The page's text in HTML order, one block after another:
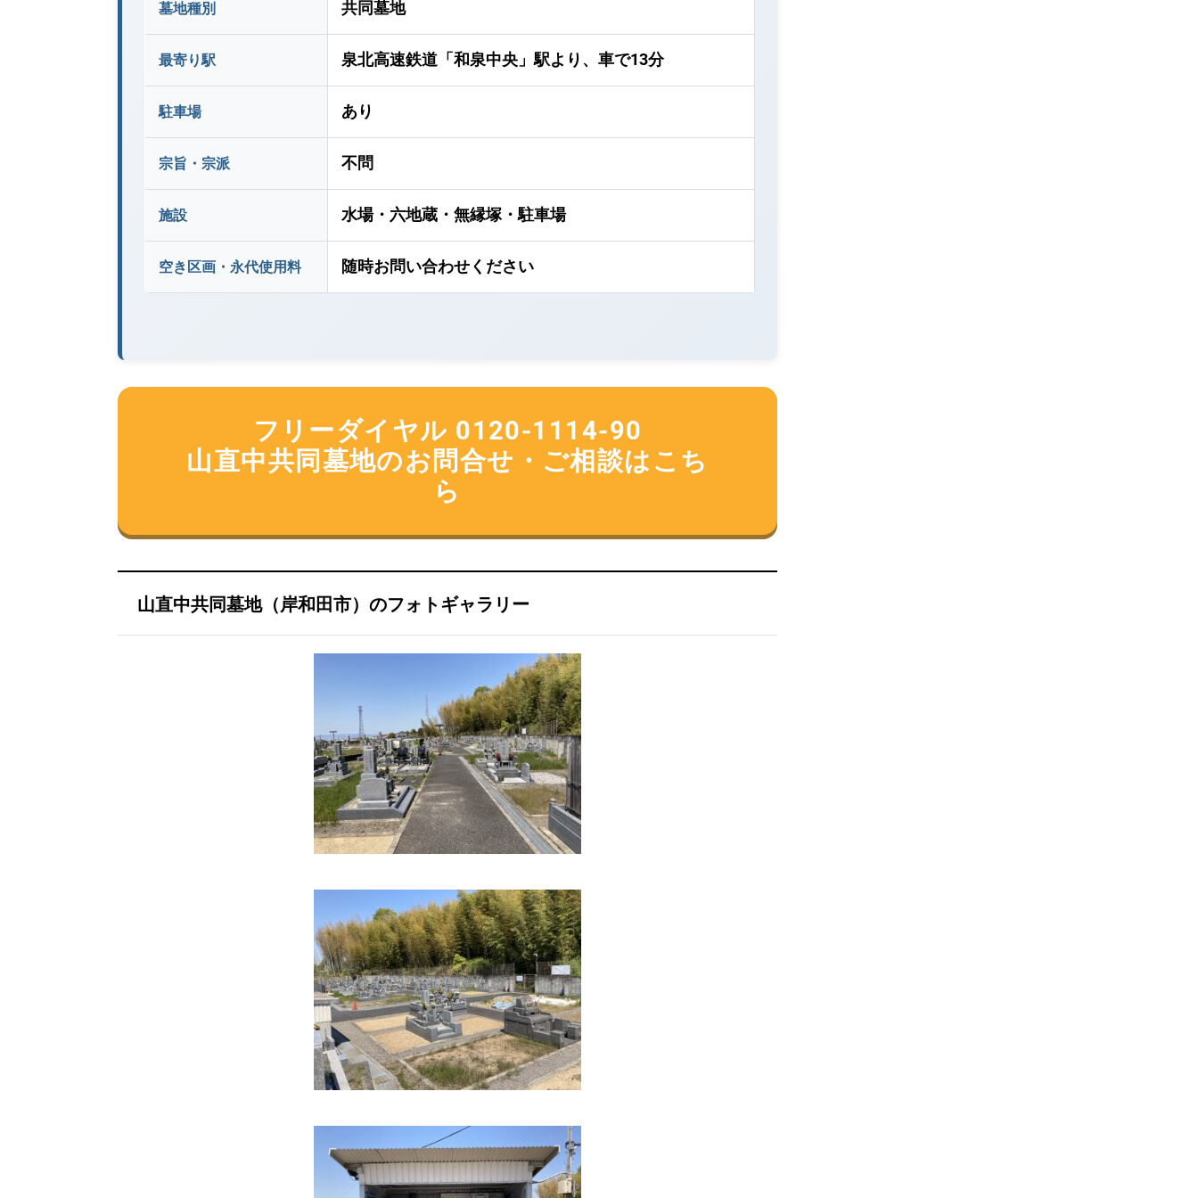
墓地種別 共同墓地
最寄り駅 泉北高速鉄道「和泉中央」駅より、車で13分
駐車場 あり
宗旨・宗派 不問
施設 水場・六地蔵・無縁塚・駐車場
空き区画・永代使用料 随時お問い合わせください
フリーダイヤル 0120-1114-90
山直中共同墓地のお問合せ・ご相談はこち
ら
山直中共同墓地（岸和田市）のフォトギャラリー